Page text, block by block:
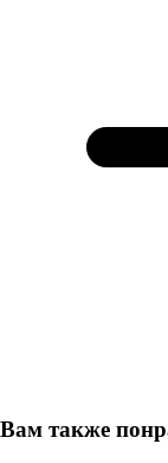
Вам также